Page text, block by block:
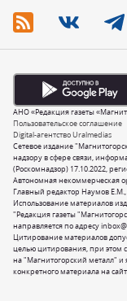
Сетевое издание
надзору в сфере связи,
(Роскомнадзор) 17.10.2022,
Автономная некоммерческая
Главный редактор Наумов Е.М.,
Использование материалов
"Редакция газеты
направляется по адресу
Цитирование материалов
целью цитирования, при этом
на "Магнитогорский металл" и
конкретного материала на
Пользовательское соглашение
Digital-агентство Uralmedias
АНО «Редакция газеты